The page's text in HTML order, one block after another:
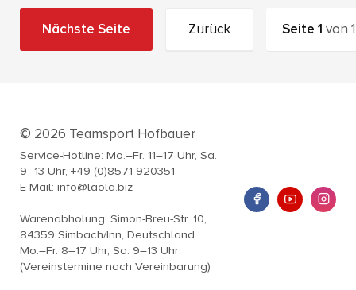
Nächste Seite Zurück Seite1 von1
© 2026 Teamsport Hofbauer
Service-Hotline: Mo.–Fr. 11–17 Uhr, Sa.
9–13 Uhr, +49 (0)8571 920351
E-Mail: info@laola.biz
Warenabholung: Simon-Breu-Str. 10,
84359 Simbach/Inn, Deutschland
Mo.–Fr. 8–17 Uhr, Sa. 9–13 Uhr
(Vereinstermine nach Vereinbarung)